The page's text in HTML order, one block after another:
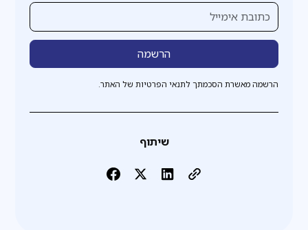
הרשמה מאשרת הסכמתך לתנאי הפרטיות של האתר.
שיתוף